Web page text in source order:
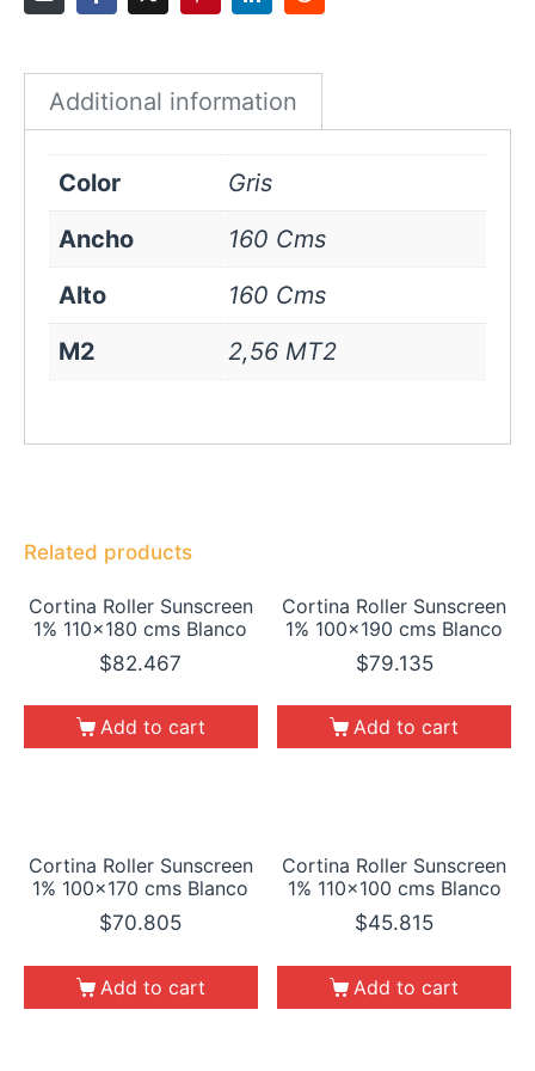
Additional information
Color
Gris
Ancho
160 Cms
Alto
160 Cms
M2
2,56 MT2
Related products
Cortina Roller Sunscreen
1% 110×180 cms Blanco
$82.467
Add to cart
Cortina Roller Sunscreen
1% 100×190 cms Blanco
$79.135
Add to cart
Cortina Roller Sunscreen
1% 100×170 cms Blanco
$70.805
Add to cart
Cortina Roller Sunscreen
1% 110×100 cms Blanco
$45.815
Add to cart